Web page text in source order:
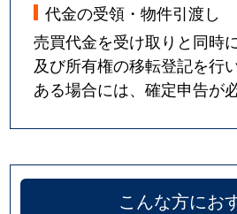
代金の受領・物件引渡し
売買代金を受け取りと同時
及び所有権の移転登記を行
ある場合には、確定申告が
こんな方にお